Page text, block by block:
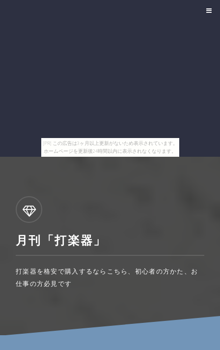
[PR] この広告は3ヶ月以上更新がないため表示されています。
ホームページを更新後24時間以内に表示されなくなります。
月刊「打楽器」
打楽器を格安で購入するならこちら、初心者の方かた、お
仕事の方必見です